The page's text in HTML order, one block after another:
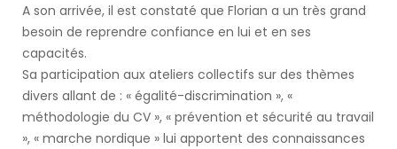
A son arrivée, il est constaté que Florian a un très grand
besoin de reprendre confiance en lui et en ses
capacités.
Sa participation aux ateliers collectifs sur des thèmes
divers allant de : « égalité-discrimination », «
méthodologie du CV », « prévention et sécurité au travail
», « marche nordique » lui apportent des connaissances